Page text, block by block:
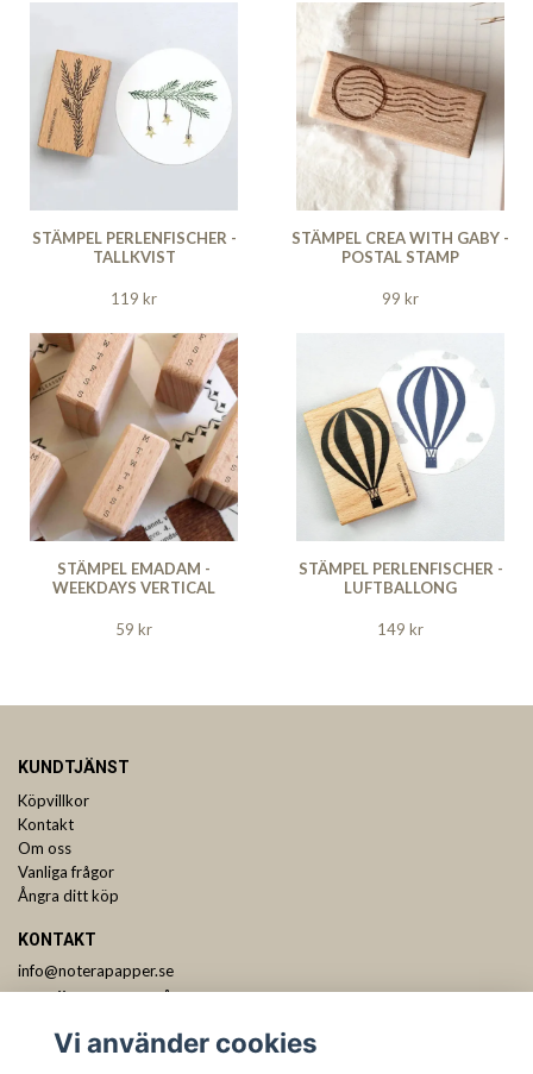
STÄMPEL PERLENFISCHER -
TALLKVIST
119 kr
STÄMPEL CREA WITH GABY -
POSTAL STAMP
99 kr
STÄMPEL EMADAM -
WEEKDAYS VERTICAL
59 kr
STÄMPEL PERLENFISCHER -
LUFTBALLONG
149 kr
KUNDTJÄNST
Köpvillkor
Kontakt
Om oss
Vanliga frågor
Ångra ditt köp
KONTAKT
info@noterapapper.se
Vi använder cookies